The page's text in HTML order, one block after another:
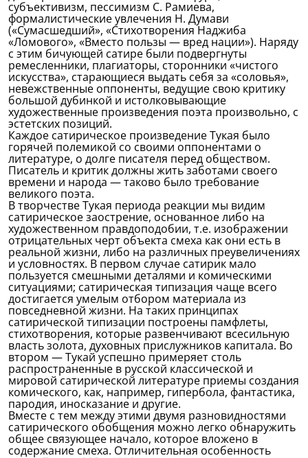
субъективизм, пессимизм С. Рамиева,
формалистические увлечения Н. Думави
(«Сумасшедший», «Стихотворения Наджиба
«Ломового», «Вместо пользы — вред нации»). Наряду
с этим бичующей сатире были подвергнуты
ремесленники, плагиаторы, сторонники «чистого
искусства», старающиеся выдать себя за «соловья»,
невежственные оппоненты, ведущие свою критику
большой дубинкой и истолковывающие
художественные произведения поэта произвольно, с
эстетских позиций.
Каждое сатирическое произведение Тукая было
горячей полемикой со своими оппонентами о
литературе, о долге писателя перед обществом.
Писатель и критик должны жить заботами своего
времени и народа — таково было требование
великого поэта.
В творчестве Тукая периода реакции мы видим
сатирическое заострение, основанное либо на
художественном правдоподобии, т.е. изображении
отрицательных черт объекта смеха как они есть в
реальной жизни, либо на различных преувеличениях
и условностях. В первом случае сатирик мало
пользуется смешными деталями и комическими
ситуациями; сатирическая типизация чаще всего
достигается умелым отбором материала из
повседневной жизни. На таких принципах
сатирической типизации построены памфлеты,
стихотворения, которые развенчивают всесильную
власть золота, духовных прислужников капитала. Во
втором — Тукай успешно примеряет столь
распространенные в русской классической и
мировой сатирической литературе приемы создания
комического, как, например, гипербола, фантастика,
пародия, иносказание и другие.
Вместе с тем между этими двумя разновидностями
сатирического обобщения можно легко обнаружить
общее связующее начало, которое вложено в
содержание смеха. Отличительная особенность